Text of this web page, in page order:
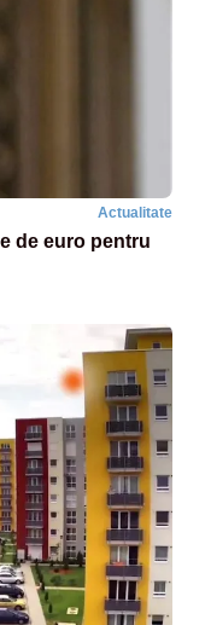
Actualitate
de euro pentru